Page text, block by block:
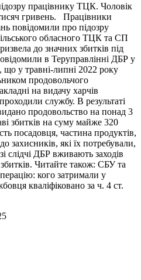
працівнику ТЦК. Чоловік
тисяч гривень. Працівники
повідомили про підозру
обласного ТЦК та СП
до значних збитків під
в Теруправлінні ДБР у
що у травні-липні 2022 року
продовольчого
на видачу харчів
службу. В результаті
продовольство на понад 3
збитків на суму майже 320
посадовця, частина продуктів,
захисників, які їх потребували,
слідчі ДБР вживають заходів
Читайте також: СБУ та
кого затримали у
кваліфіковано за ч. 4 ст.